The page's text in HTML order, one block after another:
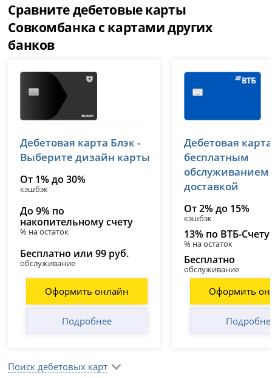
Сравните дебетовые карты
Совкомбанка с картами других
банков
лицензия № 2673
Дебетовая карта Блэк -
Выберите дизайн карты
От 1% до 30%
кэшбэк
До 9% по
накопительному счету
% на остаток
Бесплатно или 99 руб.
обслуживание
Оформить онлайн
Подробнее
лицензия № 1000
Дебетовая
бесплатным
обслуживанием
доставкой
От 2% до 15%
кэшбэк
13% по ВТБ-Счету
% на остаток
Бесплатно
обслуживание
Оформить
Поиск дебетовых карт